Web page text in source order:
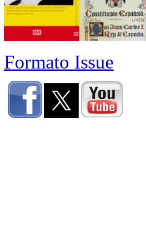
Formato Issue